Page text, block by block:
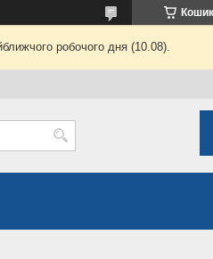
Кошик
робочого дня (10.08).